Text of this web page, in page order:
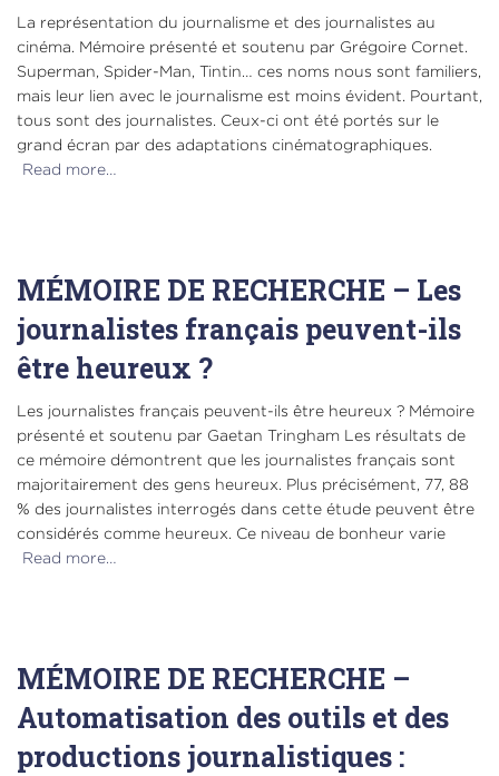
La représentation du journalisme et des journalistes au
cinéma. Mémoire présenté et soutenu par Grégoire Cornet.
Superman, Spider-Man, Tintin… ces noms nous sont familiers,
mais leur lien avec le journalisme est moins évident. Pourtant,
tous sont des journalistes. Ceux-ci ont été portés sur le
grand écran par des adaptations cinématographiques.
Read more…
MÉMOIRE DE RECHERCHE – Les
journalistes français peuvent-ils
être heureux ?
Les journalistes français peuvent-ils être heureux ? Mémoire
présenté et soutenu par Gaetan Tringham Les résultats de
ce mémoire démontrent que les journalistes français sont
majoritairement des gens heureux. Plus précisément, 77, 88
% des journalistes interrogés dans cette étude peuvent être
considérés comme heureux. Ce niveau de bonheur varie
Read more…
MÉMOIRE DE RECHERCHE –
Automatisation des outils et des
productions journalistiques :